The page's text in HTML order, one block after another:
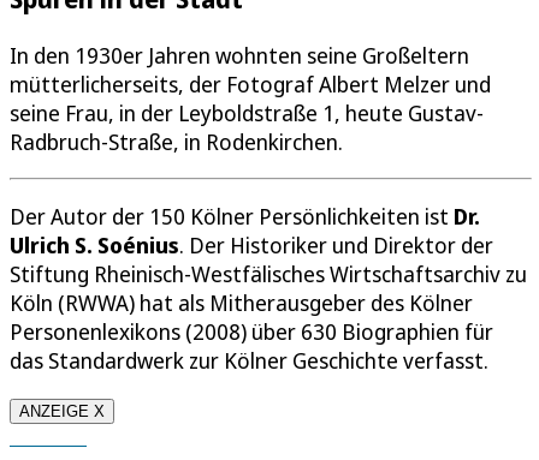
In den 1930er Jahren wohnten seine Großeltern
mütterlicherseits, der Fotograf Albert Melzer und
seine Frau, in der Leyboldstraße 1, heute Gustav-
Radbruch-Straße, in Rodenkirchen.
Der Autor der 150 Kölner Persönlichkeiten ist Dr.
Ulrich S. Soénius. Der Historiker und Direktor der
Stiftung Rheinisch-Westfälisches Wirtschaftsarchiv zu
Köln (RWWA) hat als Mitherausgeber des Kölner
Personenlexikons (2008) über 630 Biographien für
das Standardwerk zur Kölner Geschichte verfasst.
ANZEIGE X